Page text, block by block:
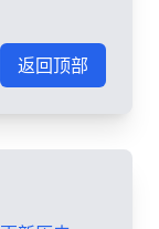
返回顶部